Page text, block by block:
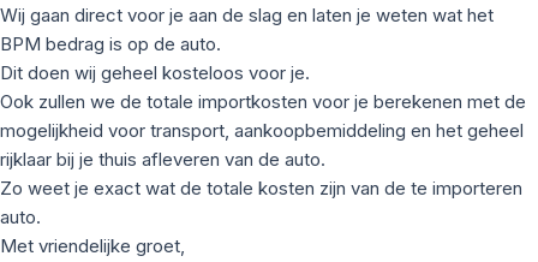
Wij gaan direct voor je aan de slag en laten je weten wat het
BPM bedrag is op de auto.
Dit doen wij geheel kosteloos voor je.
Ook zullen we de totale importkosten voor je berekenen met de
mogelijkheid voor transport, aankoopbemiddeling en het geheel
rijklaar bij je thuis afleveren van de auto.
Zo weet je exact wat de totale kosten zijn van de te importeren
auto.
Met vriendelijke groet,